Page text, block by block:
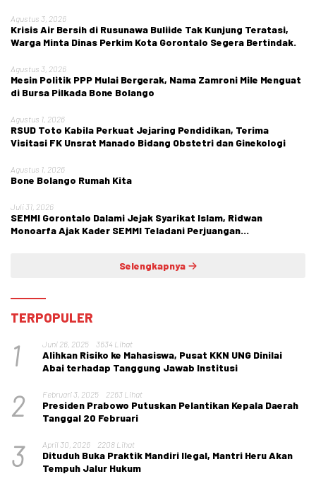
Agustus 3, 2026
Krisis Air Bersih di Rusunawa Buliide Tak Kunjung Teratasi,
Warga Minta Dinas Perkim Kota Gorontalo Segera Bertindak.
Agustus 3, 2026
Mesin Politik PPP Mulai Bergerak, Nama Zamroni Mile Menguat
di Bursa Pilkada Bone Bolango
Agustus 1, 2026
RSUD Toto Kabila Perkuat Jejaring Pendidikan, Terima
Visitasi FK Unsrat Manado Bidang Obstetri dan Ginekologi
Agustus 1, 2026
Bone Bolango Rumah Kita
Juli 31, 2026
SEMMI Gorontalo Dalami Jejak Syarikat Islam, Ridwan
Monoarfa Ajak Kader SEMMI Teladani Perjuangan
Selengkapnya
TERPOPULER
1 Juni 26, 2025 3634 Lihat
Alihkan Risiko ke Mahasiswa, Pusat KKN UNG Dinilai
Abai terhadap Tanggung Jawab Institusi
2 Februari 3, 2025 2263 Lihat
Presiden Prabowo Putuskan Pelantikan Kepala Daerah
Tanggal 20 Februari
3 April 30, 2026 2208 Lihat
Dituduh Buka Praktik Mandiri Ilegal, Mantri Heru Akan
Tempuh Jalur Hukum